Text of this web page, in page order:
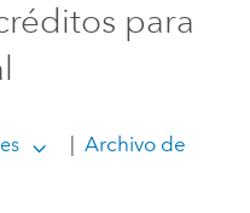
para
Archivo de